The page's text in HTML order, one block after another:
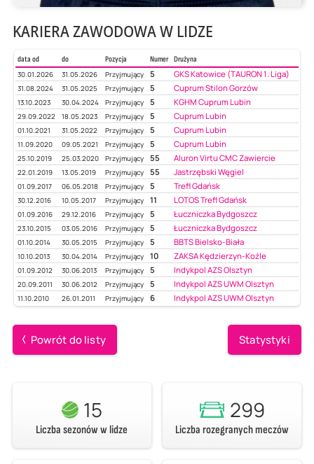
KARIERA ZAWODOWA W LIDZE
data od do Pozycja Numer
Drużyna
30.01.2026
31.05.2026 Przyjmujący 5 GKS Katowice (TAURON 1. Liga)
31.08.2024 31.05.2025 Przyjmujący 5 Cuprum Stilon Gorzów
13.10.2023 30.04.2024 Przyjmujący 5 KGHM Cuprum Lubin
29.09.2022 18.05.2023 Przyjmujący 5 Cuprum Lubin
01.10.2021 31.05.2022 Przyjmujący 5 Cuprum Lubin
11.09.2020 09.05.2021 Przyjmujący 5 Cuprum Lubin
25.10.2019 25.03.2020 Przyjmujący 55 Aluron Virtu CMC Zawiercie
22.01.2019 13.05.2019 Przyjmujący 55 Jastrzębski Węgiel
01.09.2017 06.05.2018 Przyjmujący 5 Trefl Gdańsk
30.12.2016 10.05.2017 Przyjmujący 11 LOTOS Trefl Gdańsk
01.09.2016 29.12.2016 Przyjmujący 5 Łuczniczka Bydgoszcz
23.10.2015 03.05.2016 Przyjmujący 5 Łuczniczka Bydgoszcz
01.10.2014 30.05.2015 Przyjmujący 5 BBTS Bielsko-Biała
10.10.2013 30.04.2014 Przyjmujący 10 ZAKSA Kędzierzyn-Koźle
01.09.2012 30.06.2013 Przyjmujący 5 Indykpol AZS Olsztyn
20.09.2011 30.06.2012 Przyjmujący 5 Indykpol AZS UWM Olsztyn
11.10.2010 26.01.2011 Przyjmujący 6 Indykpol AZS UWM Olsztyn
Powrót do listy Statystyki
15
Liczba sezonów w lidze
299
Liczba rozegranych meczów